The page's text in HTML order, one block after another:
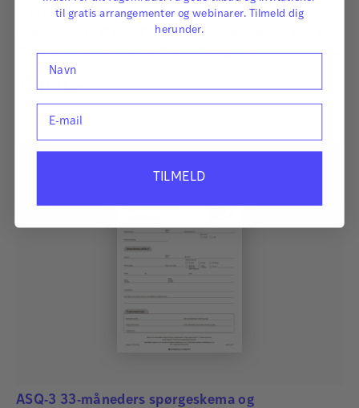
Ekstra sæt af ASQ-3 30-måneders spørgeskema og
opgørelsesark – digital. Kan købes af kunder, der har købt et
ASQ-3 – Komplet sæt. ASQ-3 Ages & Stages Questionnaires®
afdækker hurtigt og præcist de udviklingsmæssige fremskridt
hos småbørn. Det har afgørende betydning for børns fremtid,
250,00kr.
ASQ-3 33-måneders spørgeskema og
til gratis arrangementer og webinarer. Tilmeld dig
herunder.
Navn
E-mail
TILMELD